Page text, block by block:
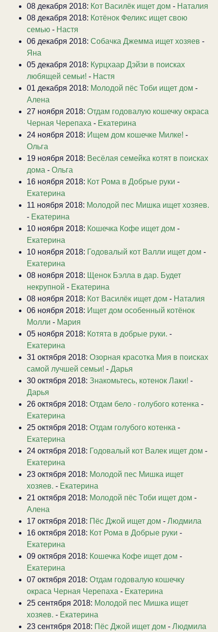
08 декабря 2018: Кот Василёк ищет дом - Наталия
08 декабря 2018: Котёнок Феликс ищет свою
семью - Настя
06 декабря 2018: Собачка Джемма ищет хозяев -
Яна
05 декабря 2018: Курцхаар Дэйзи в поисках
любящей семьи! - Настя
01 декабря 2018: Молодой пёс Тоби ищет дом -
Алена
27 ноября 2018: Отдам годовалую кошечку окраса
Черная Черепаха - Екатерина
24 ноября 2018: Ищем дом кошечке Милке! -
Ольга
19 ноября 2018: Весёлая семейка котят в поисках
дома - Ольга
16 ноября 2018: Кот Рома в Добрые руки -
Екатерина
11 ноября 2018: Молодой пес Мишка ищет хозяев.
- Екатерина
10 ноября 2018: Кошечка Кофе ищет дом -
Екатерина
10 ноября 2018: Годовалый кот Валли ищет дом -
Екатерина
08 ноября 2018: Щенок Бэлла в дар. Будет
некрупной - Екатерина
08 ноября 2018: Кот Василёк ищет дом - Наталия
06 ноября 2018: Ищет дом особенный котёнок
Молли - Мария
05 ноября 2018: Котята в добрые руки. -
Екатерина
31 октября 2018: Озорная красотка Мия в поисках
самой лучшей семьи! - Дарья
30 октября 2018: Знакомьтесь, котенок Лаки! -
Дарья
26 октября 2018: Отдам бело - голубого котенка -
Екатерина
25 октября 2018: Отдам голубого котенка -
Екатерина
24 октября 2018: Годовалый кот Валек ищет дом -
Екатерина
23 октября 2018: Молодой пес Мишка ищет
хозяев. - Екатерина
21 октября 2018: Молодой пёс Тоби ищет дом -
Алена
17 октября 2018: Пёс Джой ищет дом - Людмила
16 октября 2018: Кот Рома в Добрые руки -
Екатерина
09 октября 2018: Кошечка Кофе ищет дом -
Екатерина
07 октября 2018: Отдам годовалую кошечку
окраса Черная Черепаха - Екатерина
25 сентября 2018: Молодой пес Мишка ищет
хозяев. - Екатерина
23 сентября 2018: Пёс Джой ищет дом - Людмила